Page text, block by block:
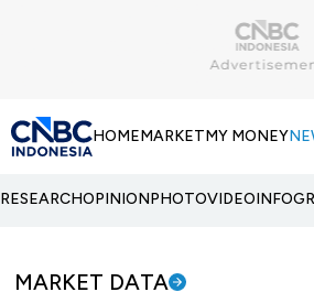
HOMEMARKETMY MONEY
RESEARCHOPINIONPHOTOVIDEO
MARKET DATA